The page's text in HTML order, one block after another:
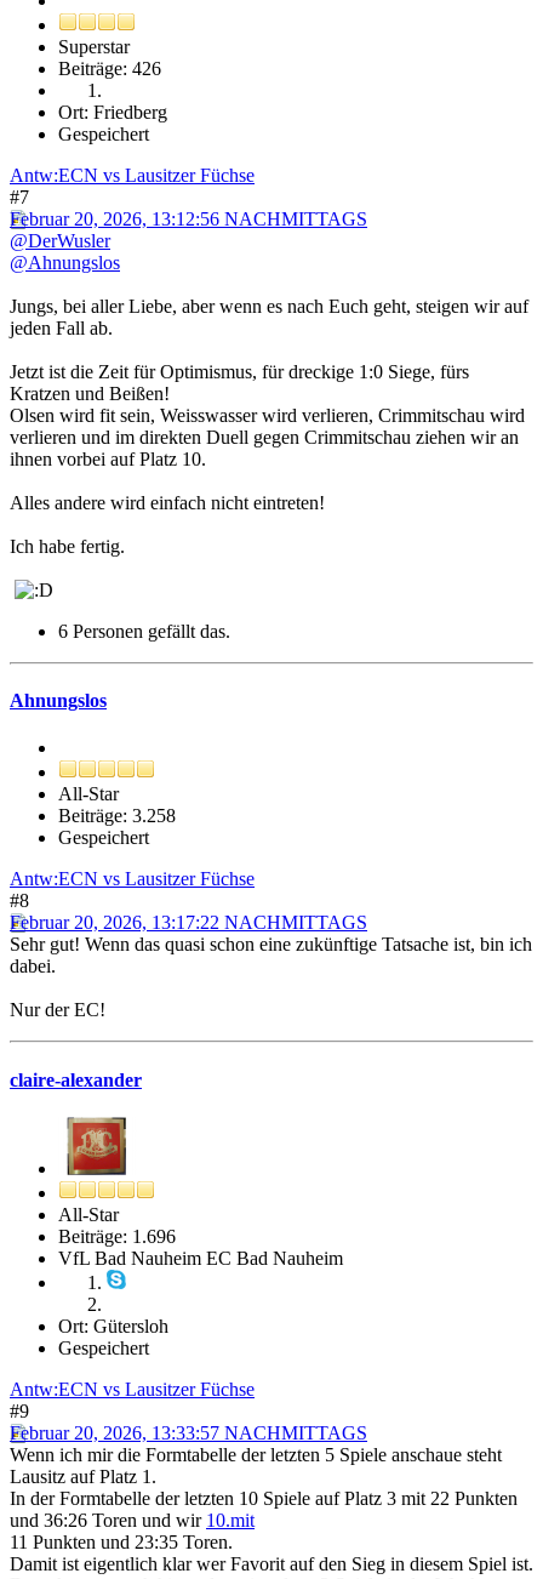
Superstar
Beiträge: 426
Ort: Friedberg
Gespeichert
Antw:ECN vs Lausitzer Füchse
#7
Februar 20, 2026, 13:12:56 NACHMITTAGS
@DerWusler
@Ahnungslos
Jungs, bei aller Liebe, aber wenn es nach Euch geht, steigen wir auf
jeden Fall ab.
Jetzt ist die Zeit für Optimismus, für dreckige 1:0 Siege, fürs
Kratzen und Beißen!
Olsen wird fit sein, Weisswasser wird verlieren, Crimmitschau wird
verlieren und im direkten Duell gegen Crimmitschau ziehen wir an
ihnen vorbei auf Platz 10.
Alles andere wird einfach nicht eintreten!
Ich habe fertig.
6 Personen gefällt das.
Ahnungslos
All-Star
Beiträge: 3.258
Gespeichert
Antw:ECN vs Lausitzer Füchse
#8
Februar 20, 2026, 13:17:22 NACHMITTAGS
Sehr gut! Wenn das quasi schon eine zukünftige Tatsache ist, bin ich
dabei.
Nur der EC!
claire-alexander
All-Star
Beiträge: 1.696
VfL Bad Nauheim EC Bad Nauheim
Ort: Gütersloh
Gespeichert
Antw:ECN vs Lausitzer Füchse
#9
Februar 20, 2026, 13:33:57 NACHMITTAGS
Wenn ich mir die Formtabelle der letzten 5 Spiele anschaue steht
Lausitz auf Platz 1.
In der Formtabelle der letzten 10 Spiele auf Platz 3 mit 22 Punkten
und 36:26 Toren und wir 10.mit
11 Punkten und 23:35 Toren.
Damit ist eigentlich klar wer Favorit auf den Sieg in diesem Spiel ist.